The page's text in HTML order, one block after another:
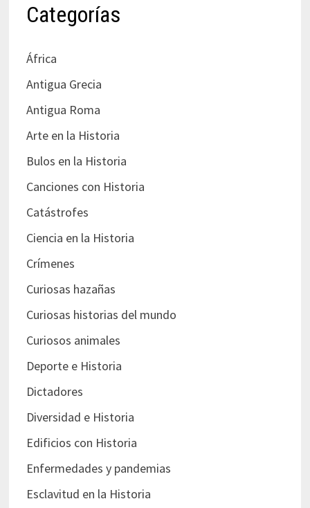
Categorías
África
Antigua Grecia
Antigua Roma
Arte en la Historia
Bulos en la Historia
Canciones con Historia
Catástrofes
Ciencia en la Historia
Crímenes
Curiosas hazañas
Curiosas historias del mundo
Curiosos animales
Deporte e Historia
Dictadores
Diversidad e Historia
Edificios con Historia
Enfermedades y pandemias
Esclavitud en la Historia